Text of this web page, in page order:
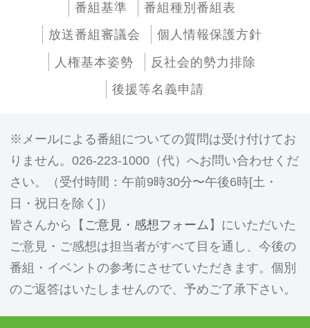
番組基準
番組種別番組表
放送番組審議会
個人情報保護方針
人権基本姿勢
反社会的勢力排除
後援等名義申請
メールによる番組についての質問は受け付けてお
りません。026-223-1000（代）へお問い合わせくだ
さい。（受付時間：午前9時30分〜午後6時[土・
日・祝日を除く]）
皆さんから【 ご意見・感想フォーム 】にいただいた
ご意見・ご感想は担当者がすべて目を通し、今後の
番組・イベントの参考にさせていただきます。個別
のご返答はいたしませんので、予めご了承下さい。